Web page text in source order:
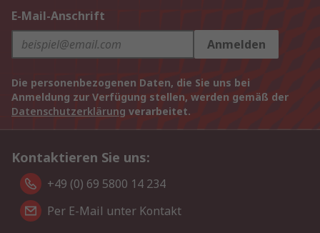
E-Mail-Anschrift
Anmelden
Die personenbezogenen Daten, die Sie uns bei
Anmeldung zur Verfügung stellen, werden gemäß der
Datenschutzerklärung verarbeitet.
Kontaktieren Sie uns:
+49 (0) 69 5800 14 234
Per E-Mail unter Kontakt